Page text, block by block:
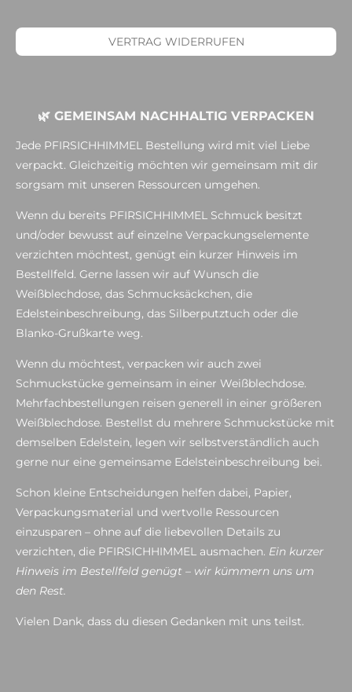
VERTRAG WIDERRUFEN
🌿 GEMEINSAM NACHHALTIG VERPACKEN
Jede PFIRSICHHIMMEL Bestellung wird mit viel Liebe
verpackt. Gleichzeitig möchten wir gemeinsam mit dir
sorgsam mit unseren Ressourcen umgehen.
Wenn du bereits PFIRSICHHIMMEL Schmuck besitzt
und/oder bewusst auf einzelne Verpackungselemente
verzichten möchtest, genügt ein kurzer Hinweis im
Bestellfeld. Gerne lassen wir auf Wunsch die
Weißblechdose, das Schmucksäckchen, die
Edelsteinbeschreibung, das Silberputztuch oder die
Blanko-Grußkarte weg.
Wenn du möchtest, verpacken wir auch zwei
Schmuckstücke gemeinsam in einer Weißblechdose.
Mehrfachbestellungen reisen generell in einer größeren
Weißblechdose. Bestellst du mehrere Schmuckstücke mit
demselben Edelstein, legen wir selbstverständlich auch
gerne nur eine gemeinsame Edelsteinbeschreibung bei.
Schon kleine Entscheidungen helfen dabei, Papier,
Verpackungsmaterial und wertvolle Ressourcen
einzusparen – ohne auf die liebevollen Details zu
verzichten, die PFIRSICHHIMMEL ausmachen. Ein kurzer
Hinweis im Bestellfeld genügt – wir kümmern uns um
den Rest.
Vielen Dank, dass du diesen Gedanken mit uns teilst.